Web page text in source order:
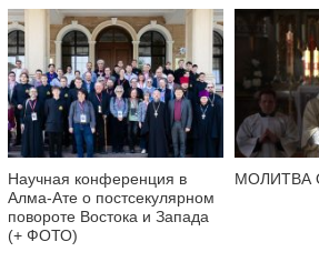
Научная конференция в
Алма-Ате о постсекулярном
повороте Востока и Запада
(+ ФОТО)
МОЛИТВА